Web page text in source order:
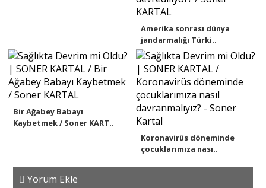
Amerika sonrası dünya
jandarmalığı Türki..
Bir Ağabey Babayı
Kaybetmek / Soner KART..
Koronavirüs döneminde
çocuklarımıza nası..
Yorum Ekle